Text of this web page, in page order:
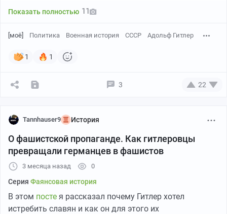
Показать полностью 11
[моё] Политика Военная история СССР Адольф Гитлер
1 1
3 22
Tannhauser9 История
О фашистской пропаганде. Как гитлеровцы
превращали германцев в фашистов
3 месяца назад 0
Серия Фаянсовая история
В этом посте я рассказал почему Гитлер хотел
истребить славян и как он для этого их